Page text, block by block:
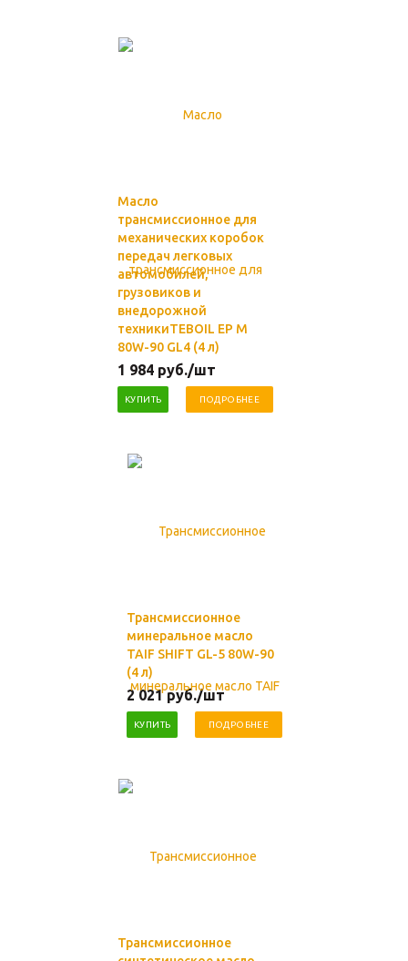
Масло
трансмиссионное для
механических коробок
передач легковых
автомобилей,
грузовиков и
внедорожной
техникиTEBOIL EP M
80W-90 GL4 (4 л)
1 984 руб./шт
КУПИТЬ ПОДРОБНЕЕ
Трансмиссионное
минеральное масло
TAIF SHIFT GL-5 80W-90
(4 л)
2 021руб./шт
КУПИТЬ ПОДРОБНЕЕ
Трансмиссионное